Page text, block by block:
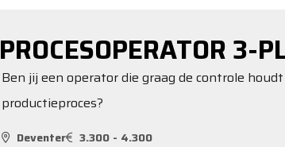
PROCESOPERATOR 3-
Ben jij een operator die graag de controle
productieproces?
Deventer 3.300 - 4.300